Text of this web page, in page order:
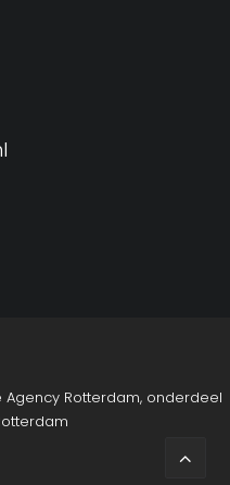
Rotterdam, onderdeel